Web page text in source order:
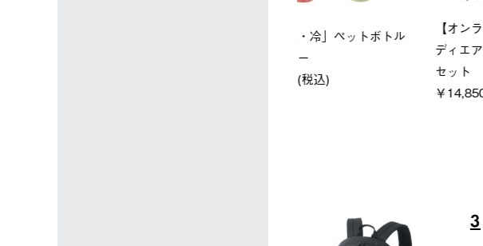
ソーラーブロック 風抜きQセ
￥21,800 (税込)